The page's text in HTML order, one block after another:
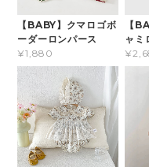
【BABY】クマロゴボ
ーダーロンパース
¥1,880
【
ャミ